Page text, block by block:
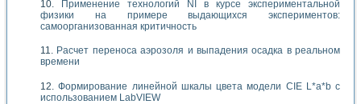
Применение технологий NI в курсе экспериментальной
физики на примере выдающихся экспериментов:
самоорганизованная критичность
Расчет переноса аэрозоля и выпадения осадка в реальном
времени
Формирование линейной шкалы цвета модели CIE L*a*b с
использованием LabVIEW